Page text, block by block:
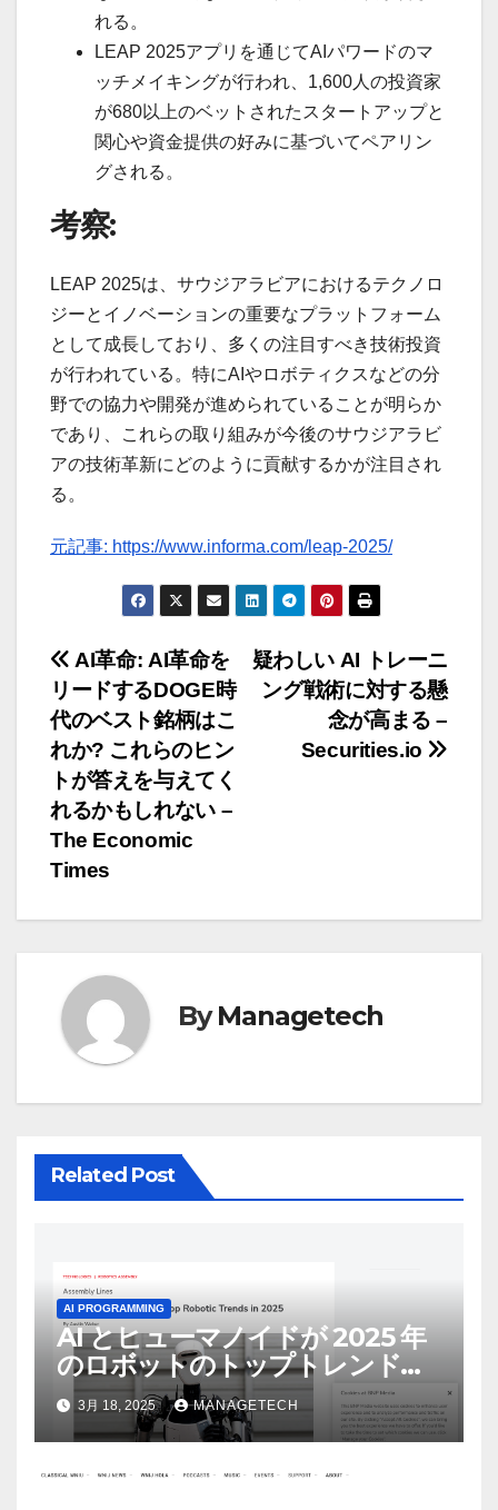
れる。
LEAP 2025アプリを通じてAIパワードのマ
ッチメイキングが行われ、1,600人の投資家
が680以上のベットされたスタートアップと
関心や資金提供の好みに基づいてペアリン
グされる。
考察:
LEAP 2025は、サウジアラビアにおけるテクノロ
ジーとイノベーションの重要なプラットフォーム
として成長しており、多くの注目すべき技術投資
が行われている。特にAIやロボティクスなどの分
野での協力や開発が進められていることが明らか
であり、これらの取り組みが今後のサウジアラビ
アの技術革新にどのように貢献するかが注目され
る。
元記事: https://www.informa.com/leap-2025/
投
稿
ナ
ビ
ゲ
ョ
ン
疑わしい AI トレーニ
ング戦術に対する懸
念が高まる –
Securities.io
AI革命: AI革命を
リードするDOGE時
代のベスト銘柄はこ
れか? これらのヒン
トが答えを与えてく
れるかもしれない –
The Economic
Times
ByManagetech
Related Post
AI PROGRAMMING
AI とヒューマノイドが 2025 年
のロボットのトップトレンドに |
ASSEMBLY
3月 18, 2025 MANAGETECH